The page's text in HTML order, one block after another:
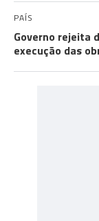
PAÍS
Governo rejeita
execução das